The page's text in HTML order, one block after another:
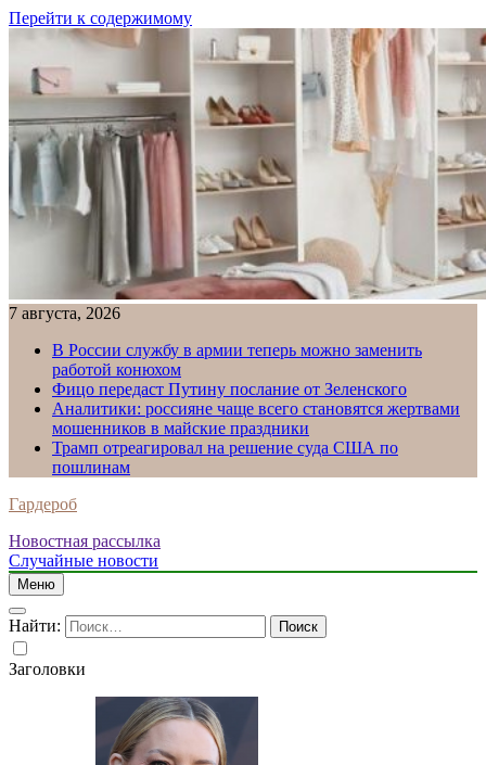
Перейти к содержимому
7 августа, 2026
В России службу в армии теперь можно заменить
работой конюхом
Фицо передаст Путину послание от Зеленского
Аналитики: россияне чаще всего становятся жертвами
мошенников в майские праздники
Трамп отреагировал на решение суда США по
пошлинам
Гардероб
Новостная рассылка
Случайные новости
Меню
Найти:
Заголовки